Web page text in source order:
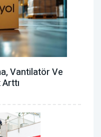
Vantilatör ‎ve